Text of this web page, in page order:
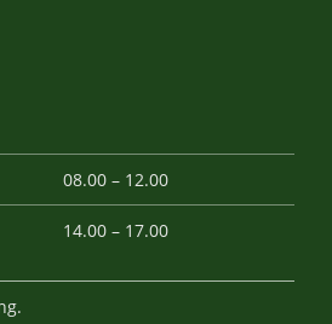
08.00 – 12.00
14.00 – 17.00